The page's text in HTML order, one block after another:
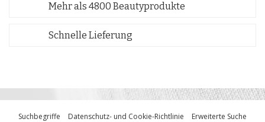
Mehr als 4800 Beautyprodukte
Schnelle Lieferung
Suchbegriffe Datenschutz- und Cookie-Richtlinie Erweiterte Suche